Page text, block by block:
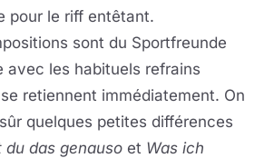
pour le riff entêtant.
sont du Sportfreunde
avec les habituels refrains
retiennent immédiatement. On
quelques petites différences
du das genauso et Was ich